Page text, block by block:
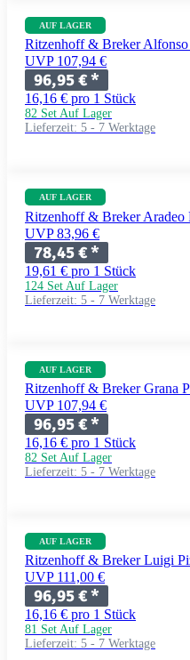
AUF LAGER
Ritzenhoff & Breker Alfonso
UVP 107,94 €
96,95 €*
16,16 € pro 1 Stück
82 Set Auf Lager
Lieferzeit: 5 - 7 Werktage
AUF LAGER
Ritzenhoff & Breker Aradeo
UVP 83,96 €
78,45 €*
19,61 € pro 1 Stück
124 Set Auf Lager
Lieferzeit: 5 - 7 Werktage
AUF LAGER
Ritzenhoff & Breker Grana
UVP 107,94 €
96,95 €*
16,16 € pro 1 Stück
82 Set Auf Lager
Lieferzeit: 5 - 7 Werktage
AUF LAGER
Ritzenhoff & Breker Luigi
UVP 111,00 €
96,95 €*
16,16 € pro 1 Stück
81 Set Auf Lager
Lieferzeit: 5 - 7 Werktage